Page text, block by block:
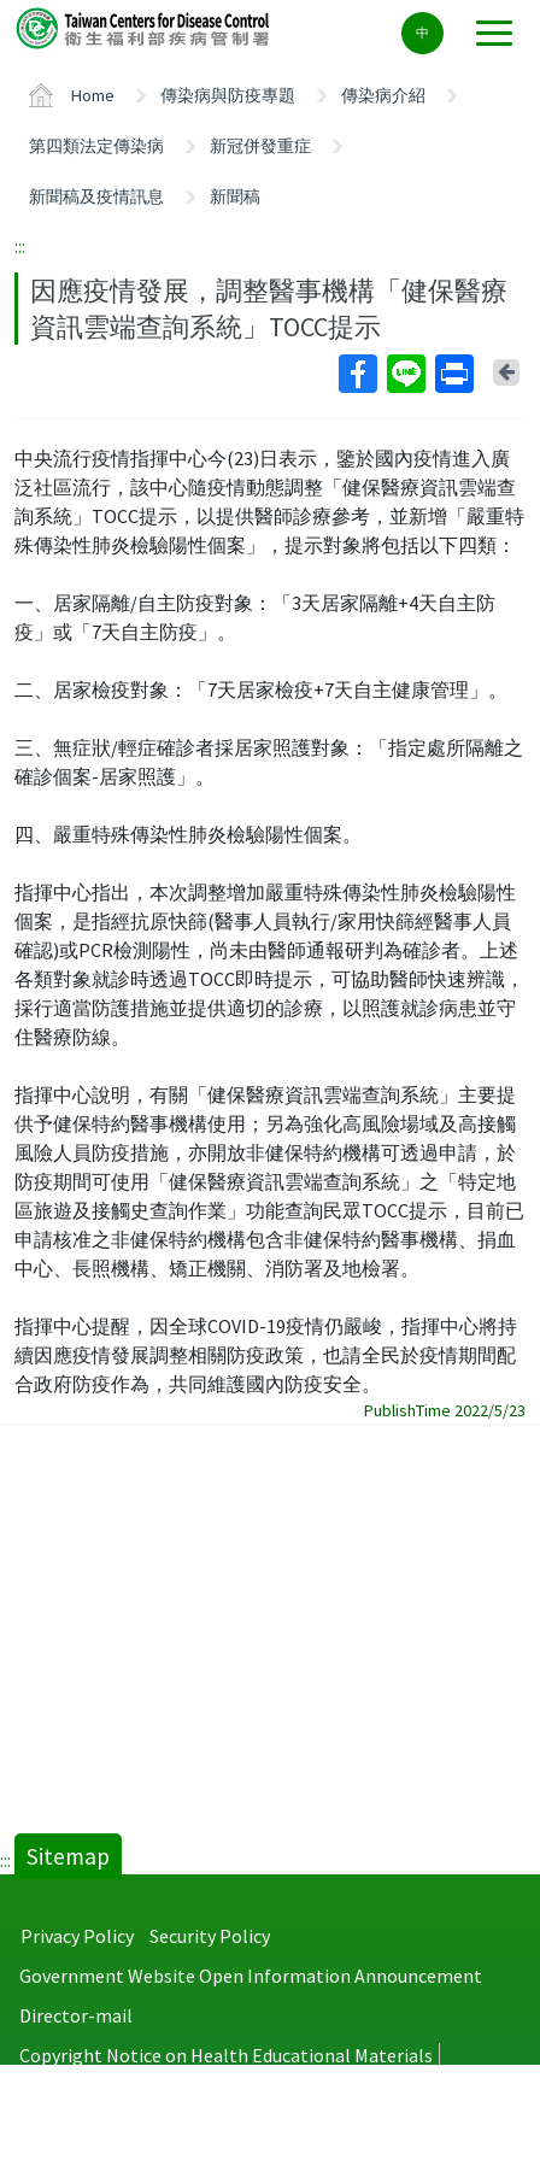
Center
block
中
Home 傳染病與防疫專題 傳染病介紹
第四類法定傳染病 新冠併發重症
新聞稿及疫情訊息 新聞稿
:::
因應疫情發展，調整醫事機構「健保醫療
資訊雲端查詢系統」TOCC提示
中央流行疫情指揮中心今(23)日表示，鑒於國內疫情進入廣
泛社區流行，該中心隨疫情動態調整「健保醫療資訊雲端查
詢系統」TOCC提示，以提供醫師診療參考，並新增「嚴重特
殊傳染性肺炎檢驗陽性個案」，提示對象將包括以下四類：
一、居家隔離/自主防疫對象：「3天居家隔離+4天自主防
疫」或「7天自主防疫」。
二、居家檢疫對象：「7天居家檢疫+7天自主健康管理」。
三、無症狀/輕症確診者採居家照護對象：「指定處所隔離之
確診個案-居家照護」。
四、嚴重特殊傳染性肺炎檢驗陽性個案。
指揮中心指出，本次調整增加嚴重特殊傳染性肺炎檢驗陽性
個案，是指經抗原快篩(醫事人員執行/家用快篩經醫事人員
確認)或PCR檢測陽性，尚未由醫師通報研判為確診者。上述
各類對象就診時透過TOCC即時提示，可協助醫師快速辨識，
採行適當防護措施並提供適切的診療，以照護就診病患並守
住醫療防線。
指揮中心說明，有關「健保醫療資訊雲端查詢系統」主要提
供予健保特約醫事機構使用；另為強化高風險場域及高接觸
風險人員防疫措施，亦開放非健保特約機構可透過申請，於
防疫期間可使用「健保醫療資訊雲端查詢系統」之「特定地
區旅遊及接觸史查詢作業」功能查詢民眾TOCC提示，目前已
申請核准之非健保特約機構包含非健保特約醫事機構、捐血
中心、長照機構、矯正機關、消防署及地檢署。
指揮中心提醒，因全球COVID-19疫情仍嚴峻，指揮中心將持
續因應疫情發展調整相關防疫政策，也請全民於疫情期間配
合政府防疫作為，共同維護國內防疫安全。
PublishTime 2022/5/23
::: Sitemap
Privacy Policy
Security Policy
Government Website Open Information Announcement
Director-mail
Copyright Notice on Health Educational Materials